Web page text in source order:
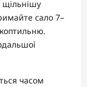
щільнішу
сало 7–
часом